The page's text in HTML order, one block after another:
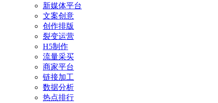
新媒体平台
文案创意
创作排版
裂变运营
H5制作
流量采买
商家平台
链接加工
数据分析
热点排行